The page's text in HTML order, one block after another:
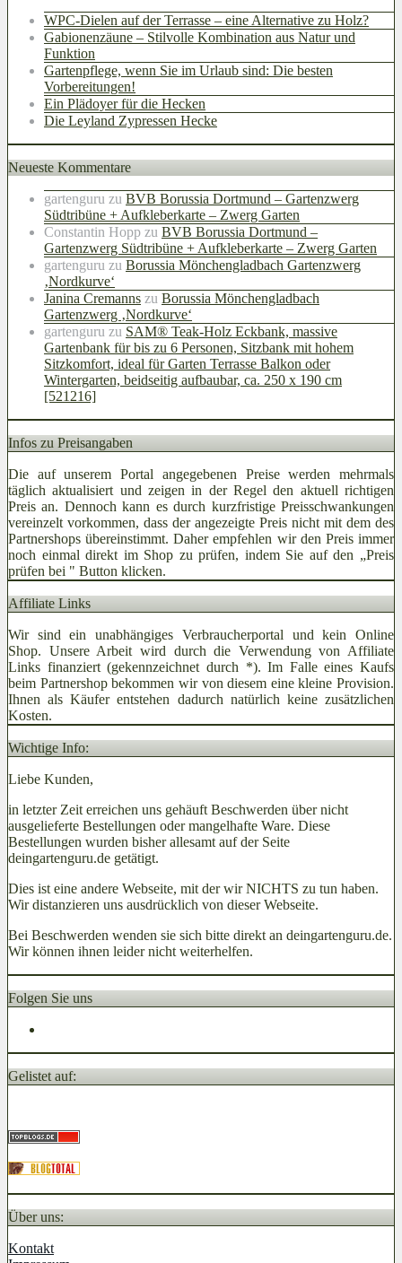
WPC-Dielen auf der Terrasse – eine Alternative zu Holz?
Gabionenzäune – Stilvolle Kombination aus Natur und
Funktion
Gartenpflege, wenn Sie im Urlaub sind: Die besten
Vorbereitungen!
Ein Plädoyer für die Hecken
Die Leyland Zypressen Hecke
Neueste Kommentare
gartenguru zu BVB Borussia Dortmund – Gartenzwerg
Südtribüne + Aufkleberkarte – Zwerg Garten
Constantin Hopp zu BVB Borussia Dortmund –
Gartenzwerg Südtribüne + Aufkleberkarte – Zwerg Garten
gartenguru zu Borussia Mönchengladbach Gartenzwerg
‚Nordkurve‘
Janina Cremanns zu Borussia Mönchengladbach
Gartenzwerg ‚Nordkurve‘
gartenguru zu SAM® Teak-Holz Eckbank, massive
Gartenbank für bis zu 6 Personen, Sitzbank mit hohem
Sitzkomfort, ideal für Garten Terrasse Balkon oder
Wintergarten, beidseitig aufbaubar, ca. 250 x 190 cm
[521216]
Infos zu Preisangaben
Die auf unserem Portal angegebenen Preise werden mehrmals
täglich aktualisiert und zeigen in der Regel den aktuell richtigen
Preis an. Dennoch kann es durch kurzfristige Preisschwankungen
vereinzelt vorkommen, dass der angezeigte Preis nicht mit dem des
Partnershops übereinstimmt. Daher empfehlen wir den Preis immer
noch einmal direkt im Shop zu prüfen, indem Sie auf den „Preis
prüfen bei " Button klicken.
Affiliate Links
Wir sind ein unabhängiges Verbraucherportal und kein Online
Shop. Unsere Arbeit wird durch die Verwendung von Affiliate
Links finanziert (gekennzeichnet durch *). Im Falle eines Kaufs
beim Partnershop bekommen wir von diesem eine kleine Provision.
Ihnen als Käufer entstehen dadurch natürlich keine zusätzlichen
Kosten.
Wichtige Info:
Liebe Kunden,
in letzter Zeit erreichen uns gehäuft Beschwerden über nicht
ausgelieferte Bestellungen oder mangelhafte Ware. Diese
Bestellungen wurden bisher allesamt auf der Seite
deingartenguru.de getätigt.
Dies ist eine andere Webseite, mit der wir NICHTS zu tun haben.
Wir distanzieren uns ausdrücklich von dieser Webseite.
Bei Beschwerden wenden sie sich bitte direkt an deingartenguru.de.
Wir können ihnen leider nicht weiterhelfen.
Folgen Sie uns
Gelistet auf:
Über uns:
Kontakt